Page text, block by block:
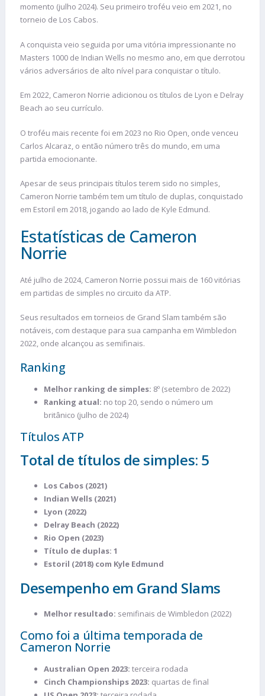
momento (julho 2024). Seu primeiro troféu veio em 2021, no
torneio de Los Cabos.
A conquista veio seguida por uma vitória impressionante no
Masters 1000 de Indian Wells no mesmo ano, em que derrotou
vários adversários de alto nível para conquistar o título​​.
Em 2022, Cameron Norrie adicionou os títulos de Lyon e Delray
Beach ao seu currículo.
O troféu mais recente foi em 2023 no Rio Open, onde venceu
Carlos Alcaraz, o então número três do mundo, em uma
partida emocionante.
Apesar de seus principais títulos terem sido no simples,
Cameron Norrie também tem um título de duplas, conquistado
em Estoril em 2018, jogando ao lado de Kyle Edmund​.
Estatísticas de Cameron
Norrie
Até julho de 2024, Cameron Norrie possui mais de 160 vitórias
em partidas de simples no circuito da ATP.
Seus resultados em torneios de Grand Slam também são
notáveis, com destaque para sua campanha em Wimbledon
2022, onde alcançou as semifinais.
Ranking
Melhor ranking de simples: 8º (setembro de 2022)
Ranking atual: no top 20, sendo o número um
britânico (julho de 2024)​
Títulos ATP
Total de títulos de simples: 5
Los Cabos (2021)
Indian Wells (2021)
Lyon (2022)
Delray Beach (2022)
Rio Open (2023)
Título de duplas: 1
Estoril (2018) com Kyle Edmund​
Desempenho em Grand Slams
Melhor resultado: semifinais de Wimbledon (2022)
Como foi a última temporada de
Cameron Norrie
Australian Open 2023: terceira rodada
Cinch Championships 2023: quartas de final